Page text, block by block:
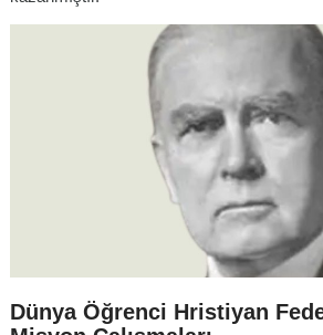
Dünya Öğrenci Hristiyan